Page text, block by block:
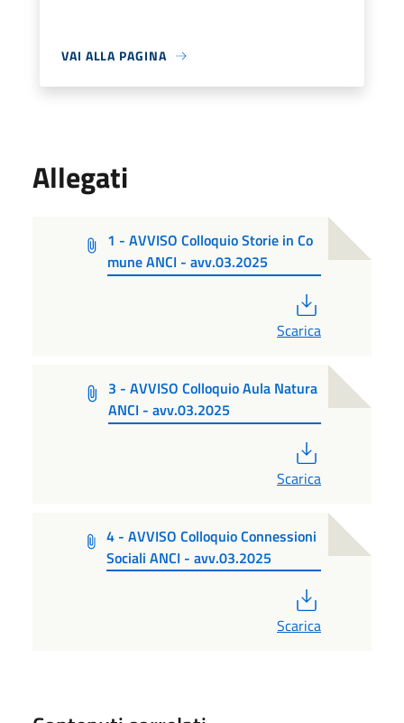
VAI ALLA PAGINA
Allegati
1 - AVVISO Colloquio Storie in Co
mune ANCI - avv.03.2025
Scarica
3 - AVVISO Colloquio Aula Natura
ANCI - avv.03.2025
Scarica
4 - AVVISO Colloquio Connessioni
Sociali ANCI - avv.03.2025
Scarica